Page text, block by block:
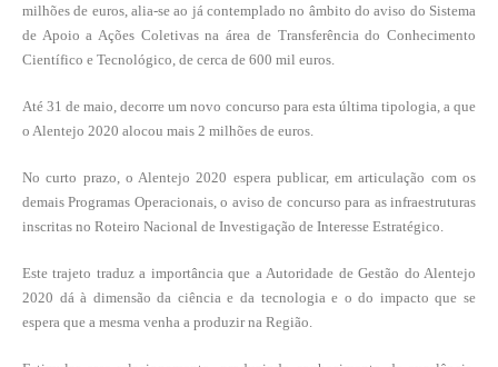
milhões de euros, alia-se ao já contemplado no âmbito do aviso do Sistema
de Apoio a Ações Coletivas na área de Transferência do Conhecimento
Científico e Tecnológico, de cerca de 600 mil euros.
Até 31 de maio, decorre um novo concurso para esta última tipologia, a que
o Alentejo 2020 alocou mais 2 milhões de euros.
No curto prazo, o Alentejo 2020 espera publicar, em articulação com os
demais Programas Operacionais, o aviso de concurso para as infraestruturas
inscritas no Roteiro Nacional de Investigação de Interesse Estratégico.
Este trajeto traduz a importância que a Autoridade de Gestão do Alentejo
2020 dá à dimensão da ciência e da tecnologia e o do impacto que se
espera que a mesma venha a produzir na Região.